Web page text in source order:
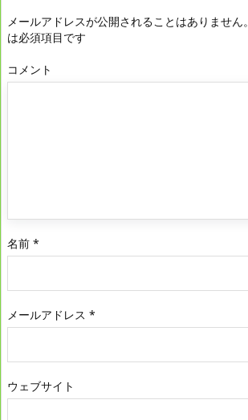
メールアドレスが公開されることはありません。
は必須項目です
コメント
名前 *
メールアドレス *
ウェブサイト